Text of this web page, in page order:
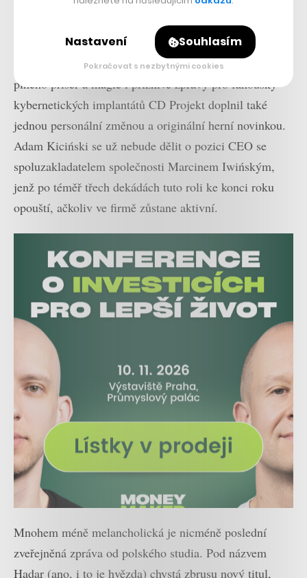
konzole, pak v uplynulých týdnech pravidelně lákala
celkově přes milion zájemců denně.
Megalomanské plány pro rozšíření fantastického světa
plného příšer a magie i příznivé zprávy pro fanoušky
kybernetických implantátů CD Projekt doplnil také
jednou personální změnou a originální herní novinkou.
Adam Kiciński se už nebude dělit o pozici CEO se
spoluzakladatelem společnosti Marcinem Iwińským,
jenž po téměř třech dekádách tuto roli ke konci roku
opouští, ačkoliv ve firmě zůstane aktivní.
Mnohem méně melancholická je nicméně poslední
zveřejněná zpráva od polského studia. Pod názvem
Hadar (ano, i to je hvězda) chystá zbrusu nový titul,
Nastavení Souhlasím
Pokračovat s nezbytnými cookies